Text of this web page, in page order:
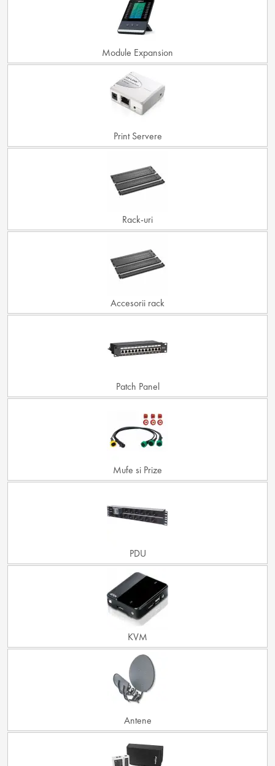
Module Expansion
Print Servere
Rack-uri
Accesorii rack
Patch Panel
Mufe si Prize
PDU
KVM
Antene